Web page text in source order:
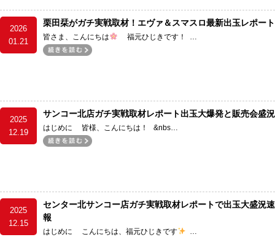
2026
01.21
栗田栞がガチ実戦取材！エヴァ＆スマスロ最新出玉レポート
皆さま、こんにちは 福元ひじきです！ …
2025
12.19
サンコー北店ガチ実戦取材レポート出玉大爆発と販売会盛況
はじめに 皆様、こんにちは！ &nbs…
2025
12.15
センター北サンコー店ガチ実戦取材レポートで出玉大盛況速
報
はじめに こんにちは、福元ひじきです …